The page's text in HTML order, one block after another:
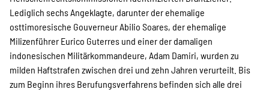
Indonesian
Suche
Lediglich sechs Angeklagte, darunter der ehemalige
osttimoresische Gouverneur Abilio Soares, der ehemalige
Milizenführer Eurico Guterres und einer der damaligen
indonesischen Militärkommandeure, Adam Damiri, wurden zu
milden Haftstrafen zwischen drei und zehn Jahren verurteilt. Bis
zum Beginn ihres Berufungsverfahrens befinden sich alle drei